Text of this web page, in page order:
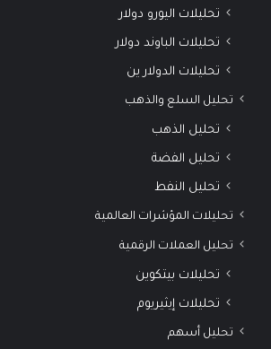
تحليلات اليورو دولار
تحليلات الباوند دولار
تحليلات الدولار ين
تحليل السلع والذهب
تحليل الذهب
تحليل الفضة
تحليل النفط
تحليلات المؤشرات العالمية
تحليل العملات الرقمية
تحليلات بيتكوين
تحليلات إيثيريوم
تحليل أسهم